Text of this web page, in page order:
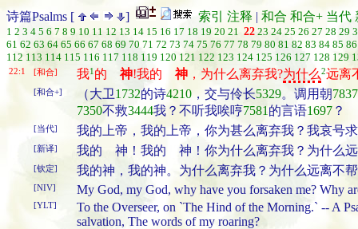
诗篇Psalms [ ] 索引 注释 | 和合 和合+ 当代
1 2 3 4 5 6 7 8 9 10 11 12 13 14 15 16 17 18 19 20 21 22 23 24 25 26 27 28 29
61 62 63 64 65 66 67 68 69 70 71 72 73 74 75 76 77 78 79 80 81 82 83 84 85 86
112 113 114 115 116 117 118 119 120 121 122 123 124 125 126 127 128 129
22:1 [和合] 我1 的 神!我的 神 ，为什么离弃我?为什么2远离
[和合+] （大卫1732的诗4210 ，交与伶长5329。调用朝7837
7350不救3444我？不听我唉哼7581 的言语1697 ？
[当代] 我的上帝，我的上帝，你为甚么离弃我？我哀号
[新译] 我的 神！我的 神！你为什么离弃我？为什么远
[钦定] 我的神，我的神。为什么离弃我？为什么远离不
[NIV] My God, my God, why have you forsaken me? Why
[YLT]
To the Overseer, on `The Hind of the Morning.` -- A
salvation, The words of my roaring?